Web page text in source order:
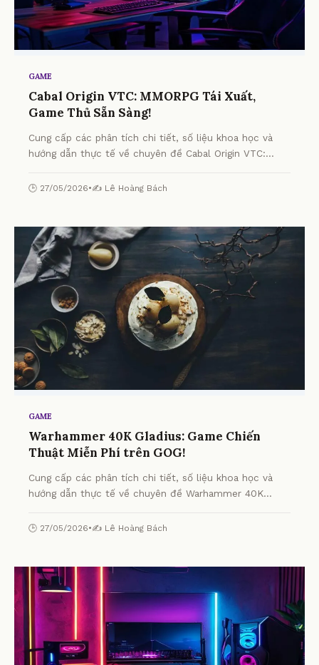
GAME
Cabal Origin VTC: MMORPG Tái Xuất,
Game Thủ Sẵn Sàng!
Cung cấp các phân tích chi tiết, số liệu khoa học và
hướng dẫn thực tế về chuyên đề Cabal Origin VTC:
🕒 27/05/2026•✍️ Lê Hoàng Bách
GAME
Warhammer 40K Gladius: Game Chiến
Thuật Miễn Phí trên GOG!
Cung cấp các phân tích chi tiết, số liệu khoa học và
hướng dẫn thực tế về chuyên đề Warhammer 40K
chuyên gia.
🕒 27/05/2026•✍️ Lê Hoàng Bách